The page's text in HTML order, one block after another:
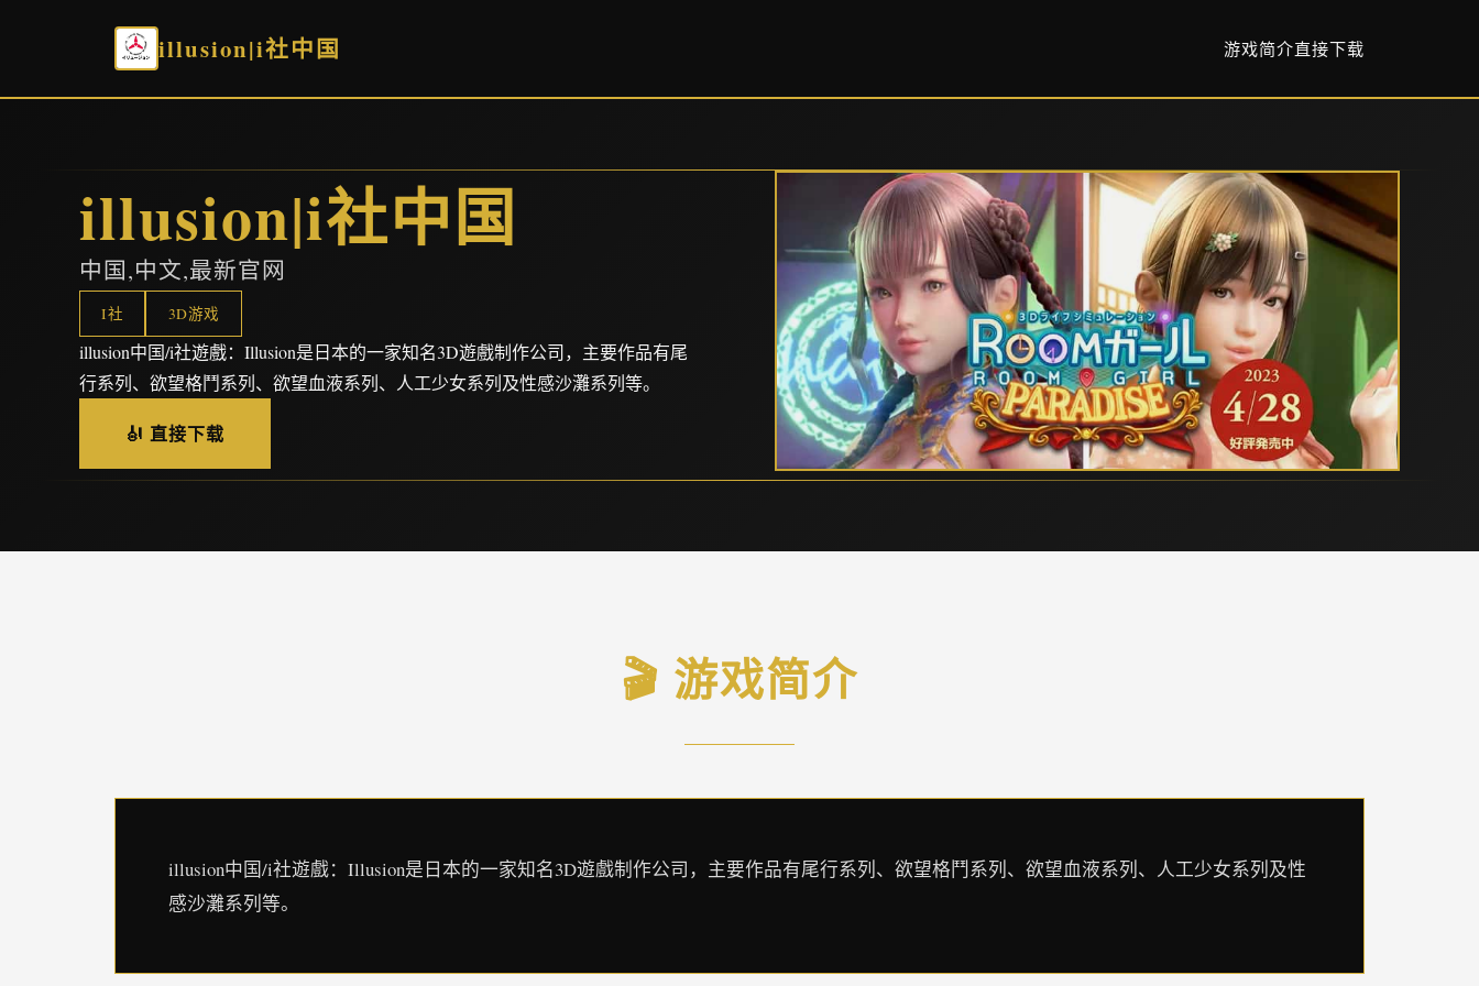
illusion|i社中国 游戏简介直接下载
illusion|i社中国
中国,中文,最新官网
I社 3D游戏
illusion中国/i社遊戲：Illusion是日本的一家知名3D遊戲制作公司，主要作品有尾
行系列、欲望格鬥系列、欲望血液系列、人工少女系列及性感沙灘系列等。
🎻 直接下载
🎬 游戏简介
illusion中国/i社遊戲：Illusion是日本的一家知名3D遊戲制作公司，主要作品有尾行系列、欲望格鬥系列、欲望血液系列、人工少女系列及性
感沙灘系列等。